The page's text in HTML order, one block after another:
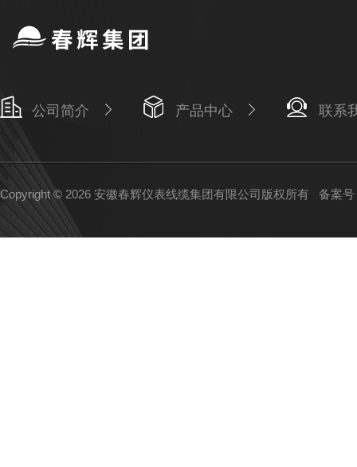
公司简介 产品中心 联系
Copyright © 2026 安徽春辉仪表线缆集团有限公司版权所有 备案号